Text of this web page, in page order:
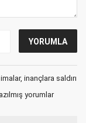
inançlara saldırı
yorumlar